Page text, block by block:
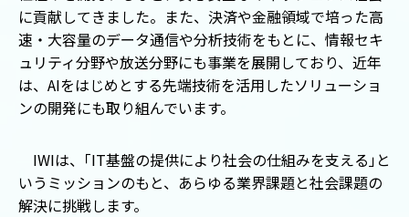
に貢献してきました。また、決済や金融領域で培った高
速・大容量のデータ通信や分析技術をもとに、情報セキ
ュリティ分野や放送分野にも事業を展開しており、近年
は、 AIをはじめとする先端技術を活用したソリューショ
ンの開発にも取り組んでいます。
IWIは、 「IT基盤の提供により社会の仕組みを支える 」と
いうミッションのもと、あらゆる業界課題と社会課題の
解決に挑戦します。